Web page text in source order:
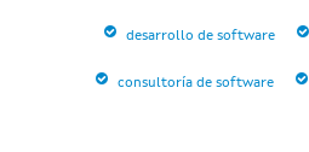
desarrollo de software
consultoría de software